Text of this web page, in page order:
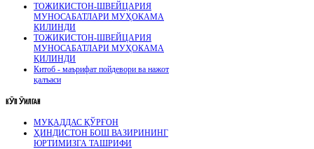
ТОЖИКИСТОН-ШВЕЙЦАРИЯ
МУНОСАБАТЛАРИ МУҲОКАМА
ҚИЛИНДИ
ТОЖИКИСТОН-ШВЕЙЦАРИЯ
МУНОСАБАТЛАРИ МУҲОКАМА
ҚИЛИНДИ
Китоб - маърифат пойдевори ва нажот
қалъаси
КӮП ӮҚИЛГАН
МУҚАДДАС ҚЎРҒОН
ҲИНДИСТОН БОШ ВАЗИРИНИНГ
ЮРТИМИЗГА ТАШРИФИ